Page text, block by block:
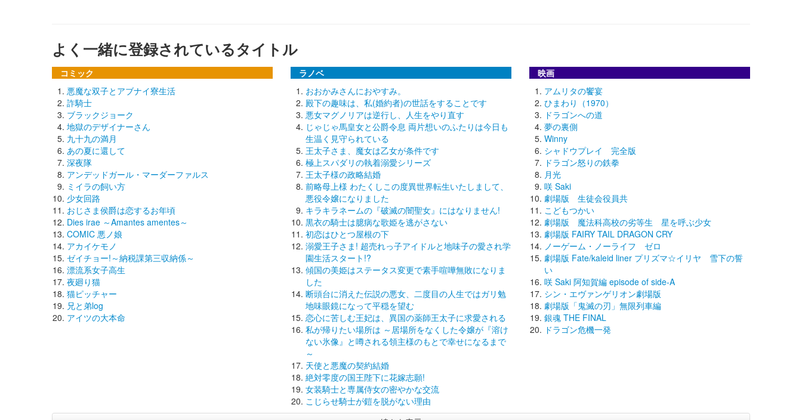
よく一緒に登録されているタイトル
コミック
悪魔な双子とアブナイ寮生活
詐騎士
ブラックジョーク
地獄のデザイナーさん
九十九の満月
あの夏に還して
深夜隊
アンデッドガール・マーダーファルス
ミイラの飼い方
少女回路
おじさま侯爵は恋するお年頃
Dies irae ～Amantes amentes～
COMIC 悪ノ娘
アカイケモノ
ゼイチョー!～納税課第三収納係～
漂流系女子高生
夜廻り猫
猫ピッチャー
兄と弟log
アイツの大本命
ラノベ
おおかみさんにおやすみ。
殿下の趣味は、私(婚約者)の世話をすることです
悪女マグノリアは逆行し、人生をやり直す
じゃじゃ馬皇女と公爵令息 両片想いのふたりは今日も
生温く見守られている
王太子さま、魔女は乙女が条件です
極上スパダリの執着溺愛シリーズ
王太子様の政略結婚
前略母上様 わたくしこの度異世界転生いたしまして、
悪役令嬢になりました
キラキラネームの『破滅の闇聖女』にはなりません!
黒衣の騎士は臆病な歌姫を逃がさない
初恋はひとつ屋根の下
溺愛王子さま! 超売れっ子アイドルと地味子の愛され学
園生活スタート!?
傾国の美姫はステータス変更で素手喧嘩無敗になりま
した
断頭台に消えた伝説の悪女、二度目の人生ではガリ勉
地味眼鏡になって平穏を望む
恋心に苦しむ王妃は、異国の薬師王太子に求愛される
私が帰りたい場所は ～居場所をなくした令嬢が『溶け
ない氷像』と噂される領主様のもとで幸せになるまで
～
天使と悪魔の契約結婚
絶対零度の国王陛下に花嫁志願!
女装騎士と専属侍女の密やかな交流
こじらせ騎士が鎧を脱がない理由
映画
アムリタの饗宴
ひまわり（1970）
ドラゴンへの道
夢の裏側
Winny
シャドウプレイ 完全版
ドラゴン怒りの鉄拳
月光
咲 Saki
劇場版 生徒会役員共
こどもつかい
劇場版 魔法科高校の劣等生 星を呼ぶ少女
劇場版 FAIRY TAIL DRAGON CRY
ノーゲーム・ノーライフ ゼロ
劇場版 Fate/kaleid liner プリズマ☆イリヤ 雪下の誓
い
咲 Saki 阿知賀編 episode of side-A
シン・エヴァンゲリオン劇場版
劇場版「鬼滅の刃」無限列車編
銀魂 THE FINAL
ドラゴン危機一発